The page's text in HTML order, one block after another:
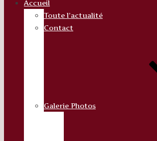
Accueil
Toute l’actualité
Contact
Galerie Photos